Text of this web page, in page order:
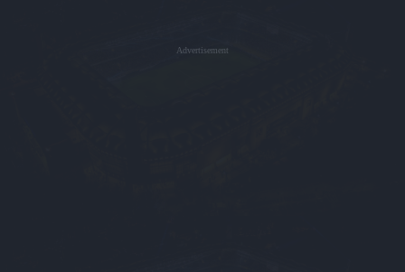
Advertisement